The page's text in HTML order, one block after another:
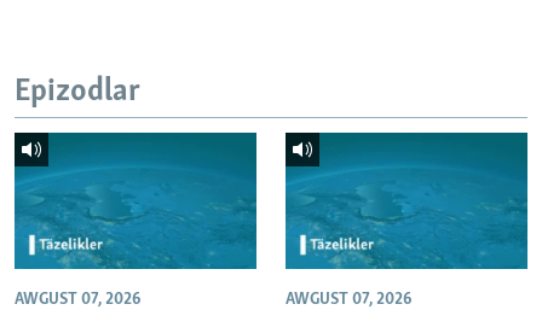
Epizodlar
AWGUST 07, 2026 AWGUST 07, 2026